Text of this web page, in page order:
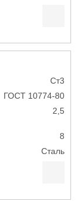
Ст3
ГОСТ 10774-80
2,5
8
Сталь